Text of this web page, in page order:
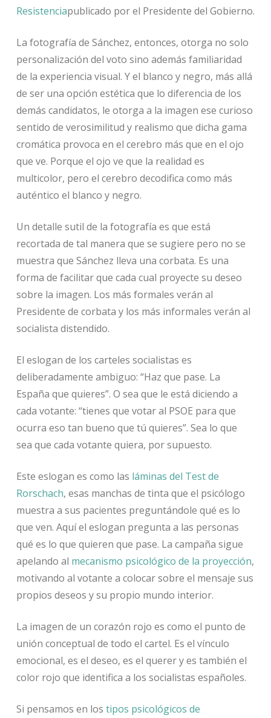
Resistenciapublicado por el Presidente del Gobierno.
La fotografía de Sánchez, entonces, otorga no solo
personalización del voto sino además familiaridad
de la experiencia visual. Y el blanco y negro, más allá
de ser una opción estética que lo diferencia de los
demás candidatos, le otorga a la imagen ese curioso
sentido de verosimilitud y realismo que dicha gama
cromática provoca en el cerebro más que en el ojo
que ve. Porque el ojo ve que la realidad es
multicolor, pero el cerebro decodifica como más
auténtico el blanco y negro.
Un detalle sutil de la fotografía es que está
recortada de tal manera que se sugiere pero no se
muestra que Sánchez lleva una corbata. Es una
forma de facilitar que cada cual proyecte su deseo
sobre la imagen. Los más formales verán al
Presidente de corbata y los más informales verán al
socialista distendido.
El eslogan de los carteles socialistas es
deliberadamente ambiguo: “Haz que pase. La
España que quieres”. O sea que le está diciendo a
cada votante: “tienes que votar al PSOE para que
ocurra eso tan bueno que tú quieres”. Sea lo que
sea que cada votante quiera, por supuesto.
Este eslogan es como las láminas del Test de
Rorschach, esas manchas de tinta que el psicólogo
muestra a sus pacientes preguntándole qué es lo
que ven. Aquí el eslogan pregunta a las personas
qué es lo que quieren que pase. La campaña sigue
apelando al mecanismo psicológico de la proyección,
motivando al votante a colocar sobre el mensaje sus
propios deseos y su propio mundo interior.
La imagen de un corazón rojo es como el punto de
unión conceptual de todo el cartel. Es el vínculo
emocional, es el deseo, es el querer y es también el
color rojo que identifica a los socialistas españoles.
Si pensamos en los tipos psicológicos de